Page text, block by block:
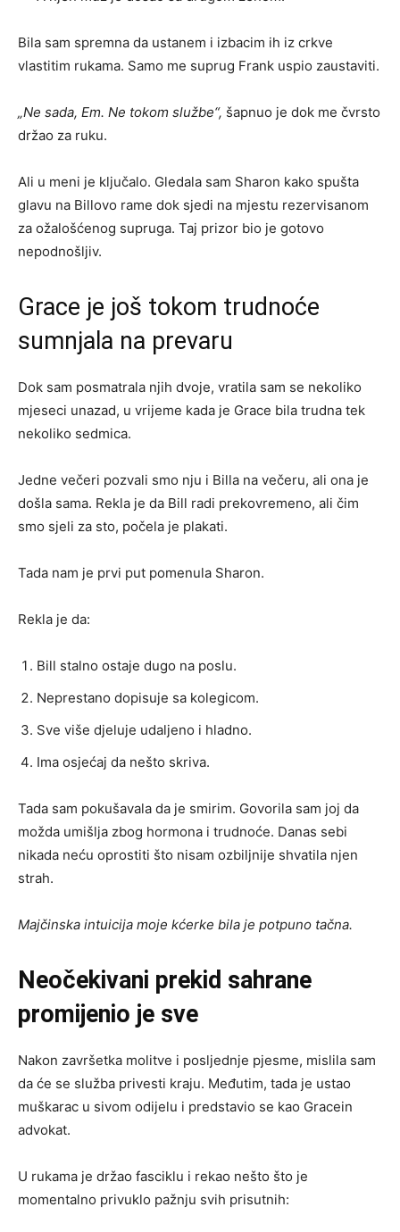
Bila sam spremna da ustanem i izbacim ih iz crkve
vlastitim rukama. Samo me suprug Frank uspio zaustaviti.
„Ne sada, Em. Ne tokom službe“, šapnuo je dok me čvrsto
držao za ruku.
Ali u meni je ključalo. Gledala sam Sharon kako spušta
glavu na Billovo rame dok sjedi na mjestu rezervisanom
za ožalošćenog supruga. Taj prizor bio je gotovo
nepodnošljiv.
Grace je još tokom trudnoće
sumnjala na prevaru
Dok sam posmatrala njih dvoje, vratila sam se nekoliko
mjeseci unazad, u vrijeme kada je Grace bila trudna tek
nekoliko sedmica.
Jedne večeri pozvali smo nju i Billa na večeru, ali ona je
došla sama. Rekla je da Bill radi prekovremeno, ali čim
smo sjeli za sto, počela je plakati.
Tada nam je prvi put pomenula Sharon.
Rekla je da:
Bill stalno ostaje dugo na poslu.
Neprestano dopisuje sa kolegicom.
Sve više djeluje udaljeno i hladno.
Ima osjećaj da nešto skriva.
Tada sam pokušavala da je smirim. Govorila sam joj da
možda umišlja zbog hormona i trudnoće. Danas sebi
nikada neću oprostiti što nisam ozbiljnije shvatila njen
strah.
Majčinska intuicija moje kćerke bila je potpuno tačna.
Neočekivani prekid sahrane
promijenio je sve
Nakon završetka molitve i posljednje pjesme, mislila sam
da će se služba privesti kraju. Međutim, tada je ustao
muškarac u sivom odijelu i predstavio se kao Gracein
advokat.
U rukama je držao fasciklu i rekao nešto što je
momentalno privuklo pažnju svih prisutnih: